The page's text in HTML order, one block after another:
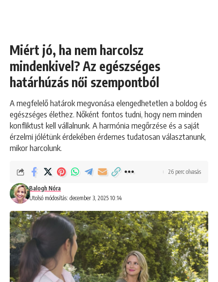
Miért jó, ha nem harcolsz
mindenkivel? Az egészséges
határhúzás női szempontból
A megfelelő határok megvonása elengedhetetlen a boldog és
egészséges élethez. Nőként fontos tudni, hogy nem minden
konfliktust kell vállalnunk. A harmónia megőrzése és a saját
érzelmi jólétünk érdekében érdemes tudatosan választanunk,
mikor harcolunk.
Utolsó módosítás: december 3, 2025 10:14
Balogh Nóra
26 perc olvasás